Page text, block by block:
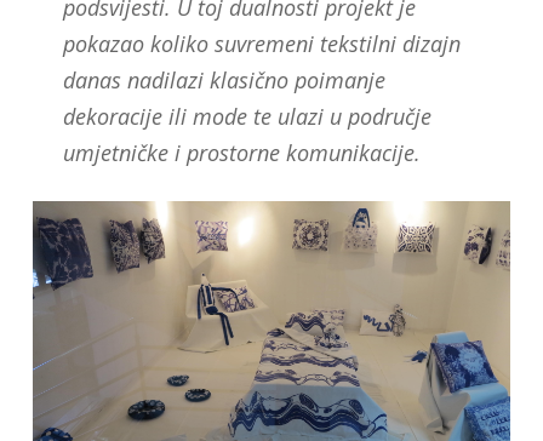
podsvijesti. U toj dualnosti projekt je
pokazao koliko suvremeni tekstilni dizajn
danas nadilazi klasično poimanje
dekoracije ili mode te ulazi u područje
umjetničke i prostorne komunikacije.